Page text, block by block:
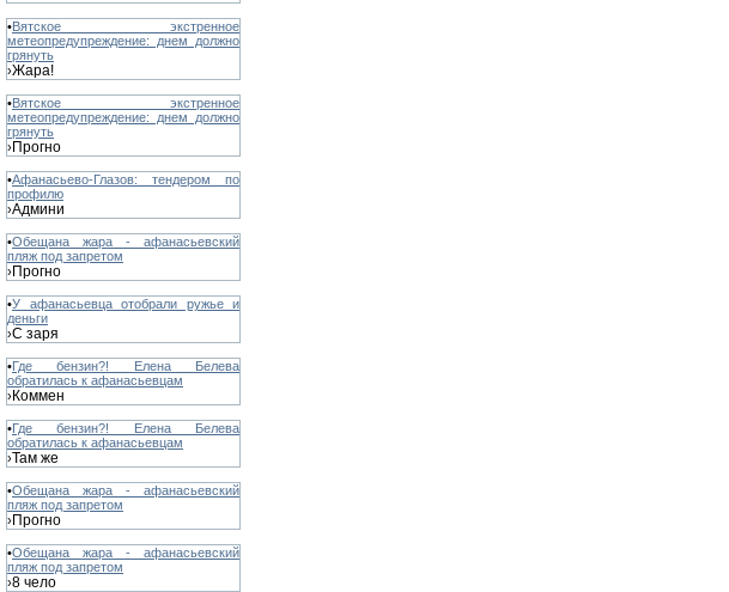
•Вятское экстренное
метеопредупреждение: днем должно
грянуть
›Жара!
•Вятское экстренное
метеопредупреждение: днем должно
грянуть
›Прогно
•Афанасьево-Глазов: тендером по
профилю
›Админи
•Обещана жара - афанасьевский
пляж под запретом
›Прогно
•У афанасьевца отобрали ружье и
деньги
›С заря
•Где бензин?! Елена Белева
обратилась к афанасьевцам
›Коммен
•Где бензин?! Елена Белева
обратилась к афанасьевцам
›Там же
•Обещана жара - афанасьевский
пляж под запретом
›Прогно
•Обещана жара - афанасьевский
пляж под запретом
›8 чело